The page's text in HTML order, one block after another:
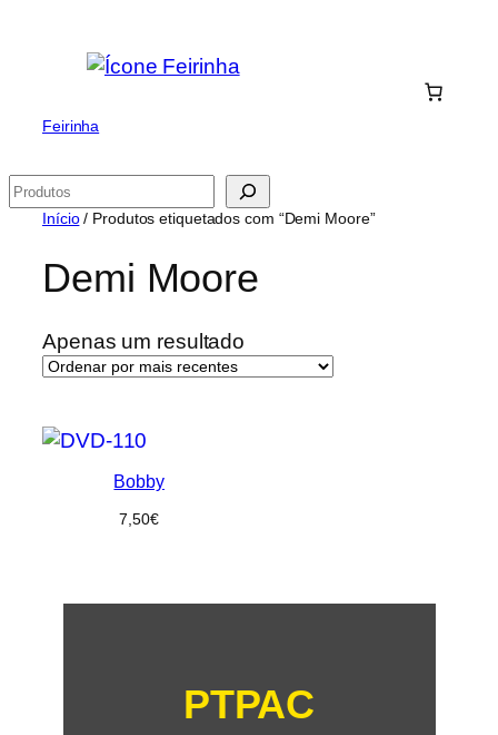
Feirinha
Pesquisar
Início/ Produtos etiquetados com “Demi Moore”
Demi Moore
Apenas um resultado
Bobby
7,50€
PTPAC